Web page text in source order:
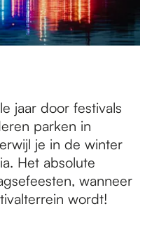
jaar door festivals
parken in
je in de winter
Het absolute
wanneer
wordt!